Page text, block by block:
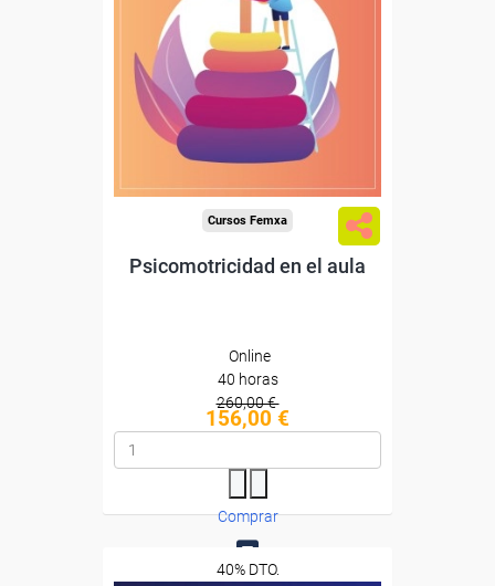
Sin requisitos de acceso
Diploma
Cursos Femxa
Psicomotricidad en el aula
Online
40 horas
260,00 €
156,00 €
Comprar
0
40% DTO.